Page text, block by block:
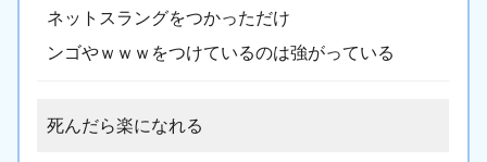
ネットスラングをつかっただけ
ンゴやｗｗｗをつけているのは強がっている
死んだら楽になれる